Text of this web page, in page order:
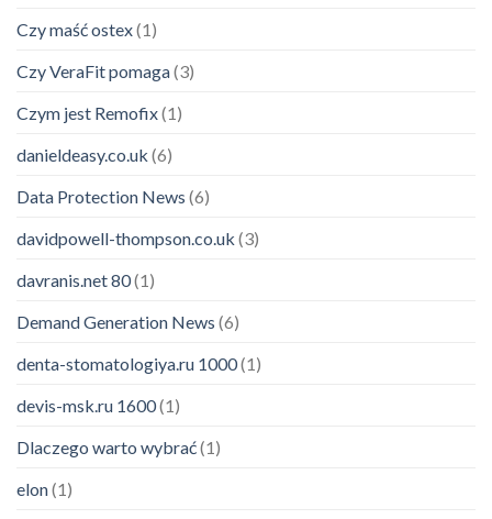
Czy maść ostex(1)
Czy VeraFit pomaga(3)
Czym jest Remofix(1)
danieldeasy.co.uk (6)
Data Protection News (6)
davidpowell-thompson.co.uk (3)
davranis.net 80(1)
Demand Generation News (6)
denta-stomatologiya.ru 1000(1)
devis-msk.ru 1600(1)
Dlaczego warto wybrać(1)
elon(1)